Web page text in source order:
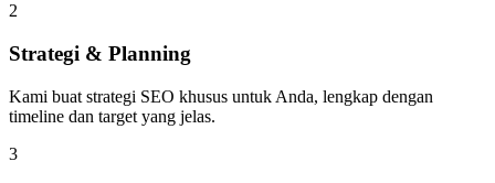
2
Strategi & Planning
Kami buat strategi SEO khusus untuk Anda, lengkap dengan
timeline dan target yang jelas.
3